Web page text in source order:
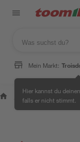
Mein Markt:
Hier kannst du deinen
falls er nicht stimmt.
Wissen &
Service
/
&